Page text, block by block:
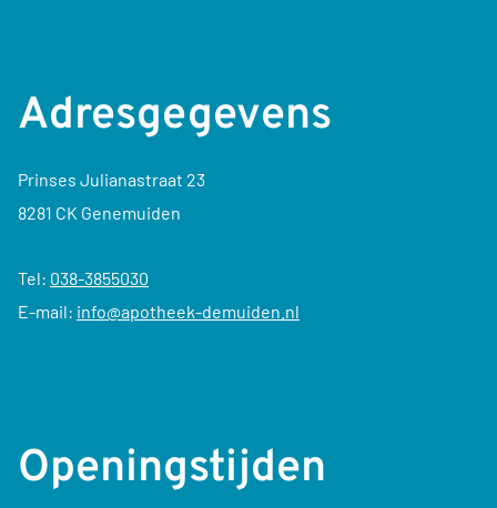
Adresgegevens
Prinses Julianastraat 23
8281 CK Genemuiden
Tel: 038-3855030
E-mail: info@apotheek-demuiden.nl
Openingstijden